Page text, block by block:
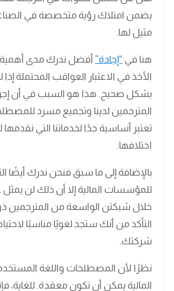
يضمن امتلاك رؤية متخصصة في
مثيل لها.
هنا في “إجادة” أفضل ندرك مدى أهمية
الأخذ في الاعتبار العواقب المحتملة
بشكل صحيح. هذا هو السبب في أن
المترجمين لدينا وتجميع مسرد
تعتبر أساسية جدًا لخدماتنا التي
اختلافها.
بالإضافة إلى ما سبق فنحن ندرك أيضًا
للمؤسسات المالية إلا أن ذلك لن يمثل
خلال شبكتن الواسعة من المترجمين
التأكد من أنك ستجد لغويًا مناسبًا
شركتك.
نظرًا لأن المصطلحات واللغة
المالية يمكن أن تكون معقدة. للغاية،